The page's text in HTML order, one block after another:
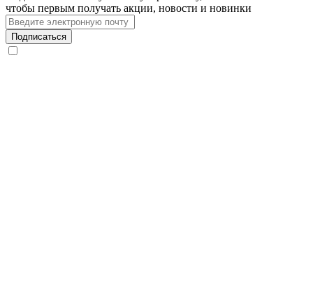
чтобы первым получать акции, новости и новинки
Подписаться